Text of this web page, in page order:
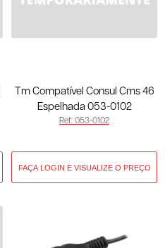
Tm Compatível Consul Cms 46
Espelhada 053-0102
Ref: 053-0102